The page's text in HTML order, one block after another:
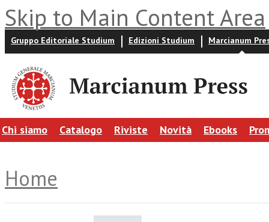
Skip to Main Content Area
Gruppo Editoriale Studium Edizioni Studium Marcianum
Chi siamo Catalogo Riviste Novità Ebooks
Home